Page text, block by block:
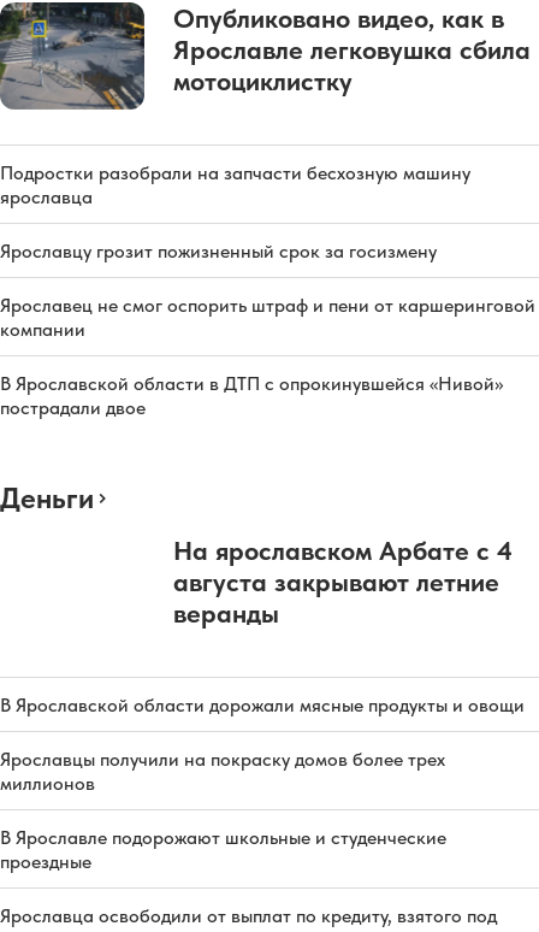
Опубликовано видео, как в
Ярославле легковушка сбила
мотоциклистку
Подростки разобрали на запчасти бесхозную машину
ярославца
Ярославцу грозит пожизненный срок за госизмену
Ярославец не смог оспорить штраф и пени от каршеринговой
компании
В Ярославской области в ДТП с опрокинувшейся «Нивой»
пострадали двое
Деньги
На ярославском Арбате с 4
августа закрывают летние
веранды
В Ярославской области дорожали мясные продукты и овощи
Ярославцы получили на покраску домов более трех
миллионов
В Ярославле подорожают школьные и студенческие
проездные
Ярославца освободили от выплат по кредиту, взятого под